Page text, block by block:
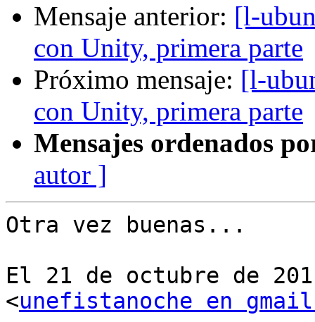
Mensaje anterior: [l-
con Unity, primera parte
Próximo mensaje: [l-
con Unity, primera parte
Mensajes ordenados
autor ]
Otra vez buenas...
El 21 de octubre de
<unefistanoche en